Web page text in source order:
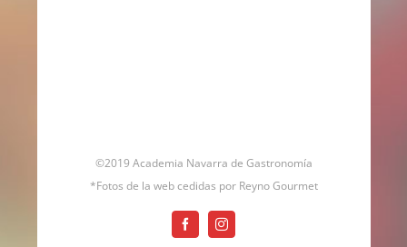
©2019 Academia Navarra de Gastronomía
*Fotos de la web cedidas por Reyno Gourmet
FacebookInstagram